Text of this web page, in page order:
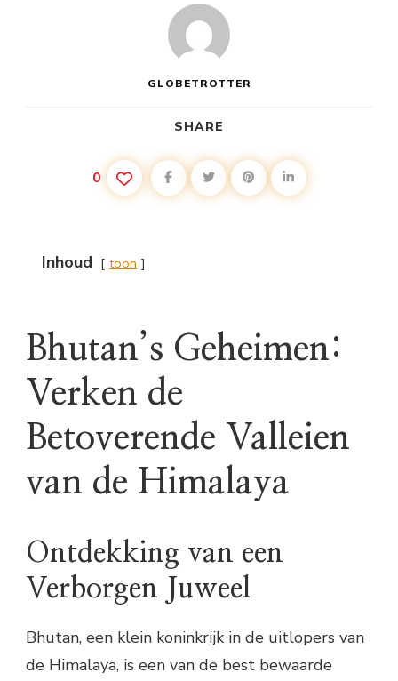
GLOBETROTTER
SHARE
0
Inhoud toon
Bhutan’s Geheimen:
Verken de
Betoverende Valleien
van de Himalaya
Ontdekking van een
Verborgen Juweel
Bhutan, een klein koninkrijk in de uitlopers van
de Himalaya, is een van de best bewaarde